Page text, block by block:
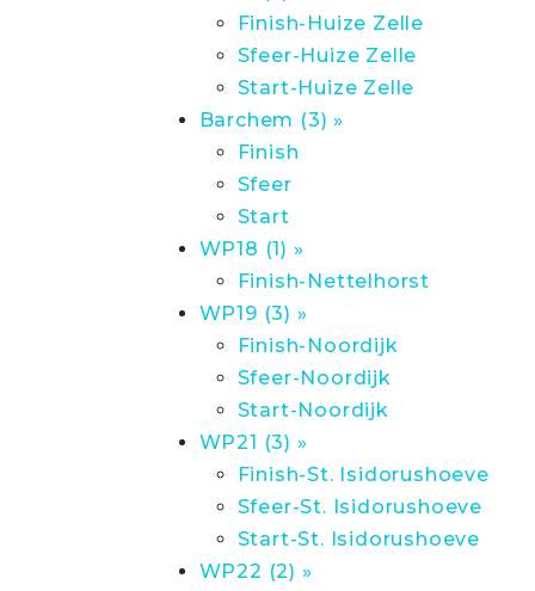
Finish-Huize Zelle
Sfeer-Huize Zelle
Start-Huize Zelle
Barchem (3) »
Finish
Sfeer
Start
WP18 (1) »
Finish-Nettelhorst
WP19 (3) »
Finish-Noordijk
Sfeer-Noordijk
Start-Noordijk
WP21 (3) »
Finish-St. Isidorushoeve
Sfeer-St. Isidorushoeve
Start-St. Isidorushoeve
WP22 (2) »